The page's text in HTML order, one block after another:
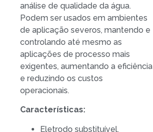
análise de qualidade da água.
Podem ser usados em ambientes
de aplicação severos, mantendo e
controlando até mesmo as
aplicações de processo mais
exigentes, aumentando a eficiência
e reduzindo os custos
operacionais.
Características:
Eletrodo substituível,